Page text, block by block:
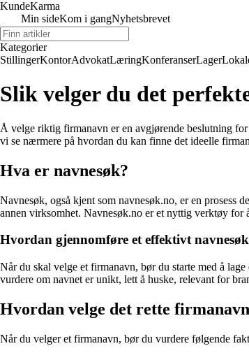
KundeKarma
Min sideKom i gangNyhetsbrevet
Kategorier
StillingerKontorAdvokatLæringKonferanserLager
Slik velger du det
Å velge riktig firmanavn er en avgjørende beslutning
vi se nærmere på hvordan du kan finne det ideelle
Hva er navnesøk?
Navnesøk, også kjent som navnesøk.no, er en prosess
annen virksomhet. Navnesøk.no er et nyttig verktøy for
Hvordan gjennomføre et effektivt
Når du skal velge et firmanavn, bør du starte med å
vurdere om navnet er unikt, lett å huske, relevant for
Hvordan velge det rette
Når du velger et firmanavn, bør du vurdere følgende